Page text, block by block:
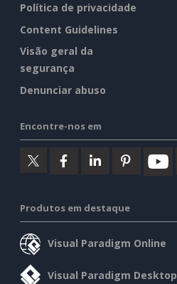
Política de privacidade
Content Guidelines
Visão geral da
segurança
Denunciar abuso
Encontre-nos em
Produtos em destaque
Visual Paradigm Online
Visual Paradigm Desktop